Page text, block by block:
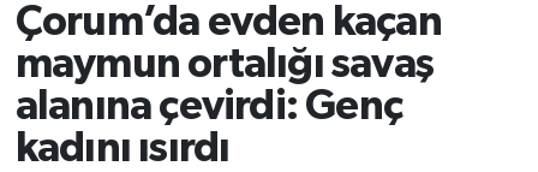
Çorum’da evden kaçan
maymun ortalığı savaş
alanına çevirdi: Genç
kadını ısırdı
Ekonomi
Genel
Gündem
Namaz Vakitleri
Trafik Durumu
Süper Lig Puan Durumu ve Fikstür